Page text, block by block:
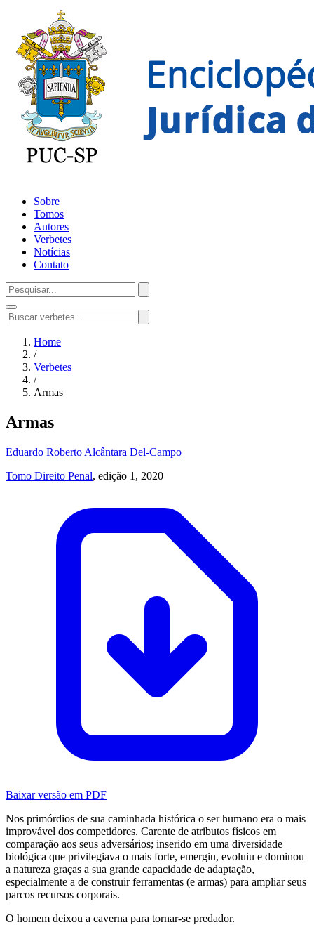
Sobre
Tomos
Autores
Verbetes
Notícias
Contato
Home
/
Verbetes
/
Armas
Armas
Eduardo Roberto Alcântara Del-Campo
Tomo Direito Penal, edição 1, 2020
Baixar versão em PDF
Nos primórdios de sua caminhada histórica o ser humano era o mais
improvável dos competidores. Carente de atributos físicos em
comparação aos seus adversários; inserido em uma diversidade
biológica que privilegiava o mais forte, emergiu, evoluiu e dominou
a natureza graças a sua grande capacidade de adaptação,
especialmente a de construir ferramentas (e armas) para ampliar seus
parcos recursos corporais.
O homem deixou a caverna para tornar-se predador.